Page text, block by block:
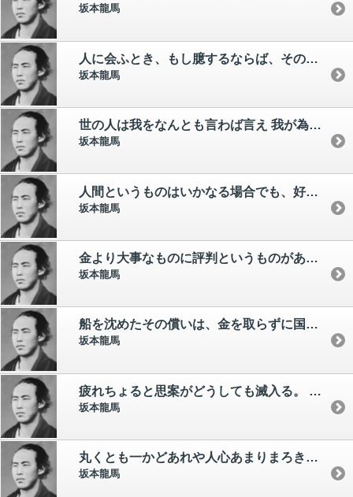
坂本龍馬
人に会ふとき、もし臆するならば、その相手が夫人とふざけるさまは如何ならんと思へ。
坂本龍馬
世の人は我をなんとも言わば言え 我が為すことは我のみぞ知る
坂本龍馬
人間というものはいかなる場合でも、好きな道、得手の道を捨ててはならんものじゃ。
坂本龍馬
金より大事なものに評判というものがある。 世間でおお仕事をなすのにこれほど大事なものはない。
坂本龍馬
船を沈めたその償いは、金を取らずに国を取る。
坂本龍馬
疲れちょると思案がどうしても滅入る。 よう寝足ると猛然と自信がわく
坂本龍馬
丸くとも一かどあれや人心あまりまろきはころびやすきぞ
坂本龍馬